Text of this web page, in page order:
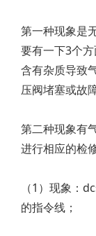
第一种现象是
要有一下3个
含有杂质导致
压阀堵塞或故障
第二种现象有
进行相应的检
（1）现象：
的指令线；